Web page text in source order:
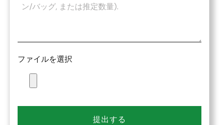
ファイルを選択
提出する